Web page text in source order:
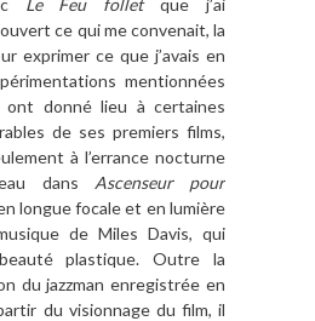
Le Feu folletque j’ai
ce qui me convenait, la
exprimer ce que j’avais en
mentionnées
ont donné lieu à certaines
de ses premiers films,
à l’errance nocturne
dans Ascenseur pour
longue focale et en lumière
de Miles Davis, qui
plastique. Outre la
du jazzman enregistrée en
du visionnage du film, il